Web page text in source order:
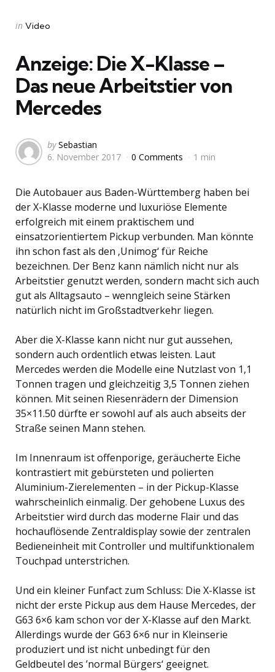
Categories
Posted
in Video
Anzeige: Die X-Klasse –
Das neue Arbeitstier von
Mercedes
Posted
by
by Sebastian
6. November 2017
0 Comments 1 min
Die Autobauer aus Baden-Württemberg haben bei
der X-Klasse moderne und luxuriöse Elemente
erfolgreich mit einem praktischem und
einsatzorientiertem Pickup verbunden. Man könnte
ihn schon fast als den ‚Unimog‘ für Reiche
bezeichnen. Der Benz kann nämlich nicht nur als
Arbeitstier genutzt werden, sondern macht sich auch
gut als Alltagsauto – wenngleich seine Stärken
natürlich nicht im Großstadtverkehr liegen.
Aber die X-Klasse kann nicht nur gut aussehen,
sondern auch ordentlich etwas leisten. Laut
Mercedes werden die Modelle eine Nutzlast von 1,1
Tonnen tragen und gleichzeitig 3,5 Tonnen ziehen
können. Mit seinen Riesenrädern der Dimension
35×11.50 dürfte er sowohl auf als auch abseits der
Straße seinen Mann stehen.
Im Innenraum ist offenporige, geräucherte Eiche
kontrastiert mit gebürsteten und polierten
Aluminium-Zierelementen – in der Pickup-Klasse
wahrscheinlich einmalig. Der gehobene Luxus des
Arbeitstier wird durch das moderne Flair und das
hochauflösende Zentraldisplay sowie der zentralen
Bedieneinheit mit Controller und multifunktionalem
Touchpad unterstrichen.
Und ein kleiner Funfact zum Schluss: Die X-Klasse ist
nicht der erste Pickup aus dem Hause Mercedes, der
G63 6×6 kam schon vor der X-Klasse auf den Markt.
Allerdings wurde der G63 6×6 nur in Kleinserie
produziert und ist nicht unbedingt für den
Geldbeutel des ’normal Bürgers‘ geeignet.